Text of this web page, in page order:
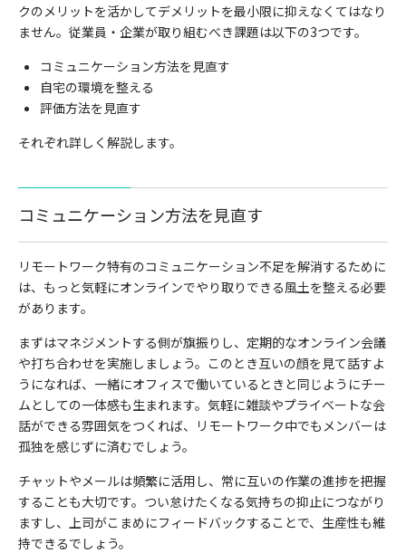
クのメリットを活かしてデメリットを最小限に抑えなくてはなり
ません。従業員・企業が取り組むべき課題は以下の3つです。
コミュニケーション方法を見直す
自宅の環境を整える
評価方法を見直す
それぞれ詳しく解説します。
コミュニケーション方法を見直す
リモートワーク特有のコミュニケーション不足を解消するために
は、もっと気軽にオンラインでやり取りできる風土を整える必要
があります。
まずはマネジメントする側が旗振りし、定期的なオンライン会議
や打ち合わせを実施しましょう。このとき互いの顔を見て話すよ
うになれば、一緒にオフィスで働いているときと同じようにチー
ムとしての一体感も生まれます。気軽に雑談やプライベートな会
話ができる雰囲気をつくれば、リモートワーク中でもメンバーは
孤独を感じずに済むでしょう。
チャットやメールは頻繁に活用し、常に互いの作業の進捗を把握
することも大切です。つい怠けたくなる気持ちの抑止につながり
ますし、上司がこまめにフィードバックすることで、生産性も維
持できるでしょう。